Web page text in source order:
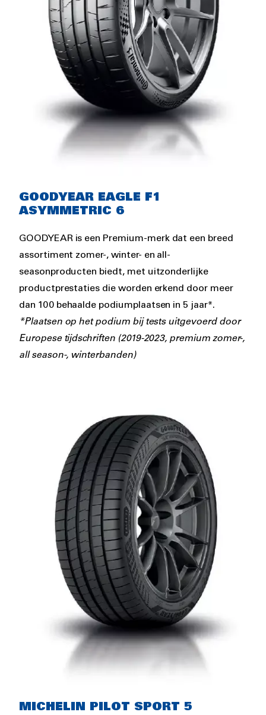
Rich
text
GOODYEAR EAGLE F1
ASYMMETRIC 6
GOODYEAR is een Premium-merk dat een breed
assortiment zomer-, winter- en all-
seasonproducten biedt, met uitzonderlijke
productprestaties die worden erkend door meer
dan 100 behaalde podiumplaatsen in 5 jaar*.
*Plaatsen op het podium bij tests uitgevoerd door
Europese tijdschriften (2019-2023, premium zomer-,
all season-, winterbanden)
Rich
MICHELIN PILOT SPORT 5